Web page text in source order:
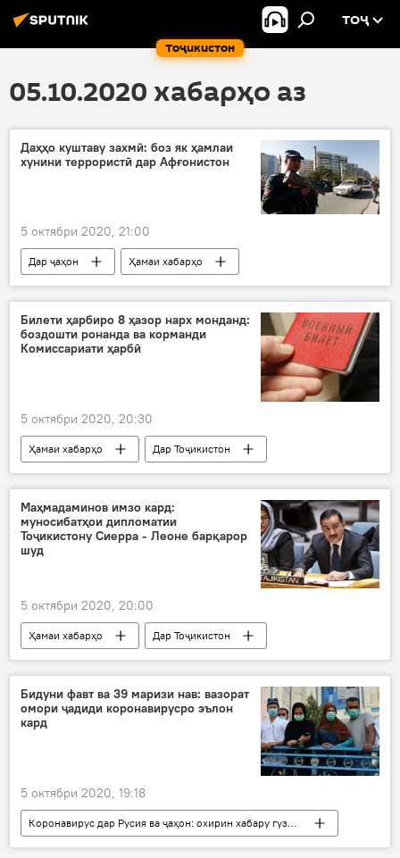
Тоҷикистон
ТОҶ
05.10.2020 хабарҳо аз
Даҳҳо куштаву захмӣ: боз як ҳамлаи
хунини террористӣ дар Афғонистон
5 октябри 2020, 21:00
Дар ҷаҳон
Ҳамаи хабарҳо
Осиёи Марказӣ
террористӣ
захмӣ
кушта
Афғонистон
Билети ҳарбиро 8 ҳазор нарх монданд:
боздошти ронанда ва корманди
Комиссариати ҳарбӣ
5 октябри 2020, 20:30
Ҳамаи хабарҳо
Дар Тоҷикистон
Рӯйдод, ҷиноят ва ҳолатҳои фавқулода
Маҳмадаминов имзо кард:
муносибатҳои дипломатии
Тоҷикистону Сиерра - Леоне барқарор
шуд
5 октябри 2020, 20:00
Ҳамаи хабарҳо
Дар Тоҷикистон
Сиёсат
Маҳмадамин Маҳмадаминов
барқарор намудани муносибати дипломатӣ
Бидуни фавт ва 39 маризи нав: вазорат
омори ҷадиди коронавирусро эълон
кард
5 октябри 2020, 19:18
Коронавирус дар Русия ва ҷаҳон: охирин хабару гузоришҳо
Ҳамаи хабарҳо
Дар Тоҷикистон